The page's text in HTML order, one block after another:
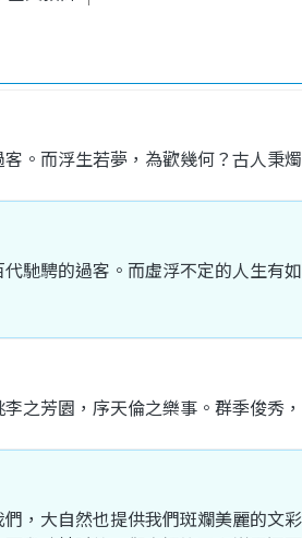
客 。而浮生若夢 ， 為歡幾何？古人秉燭
代馳騁的過客 。而虛浮不定的人生有如
李之芳園 ， 序天倫之樂事 。群季俊秀 ，
們 ， 大自然也提供我們斑斕美麗的文彩